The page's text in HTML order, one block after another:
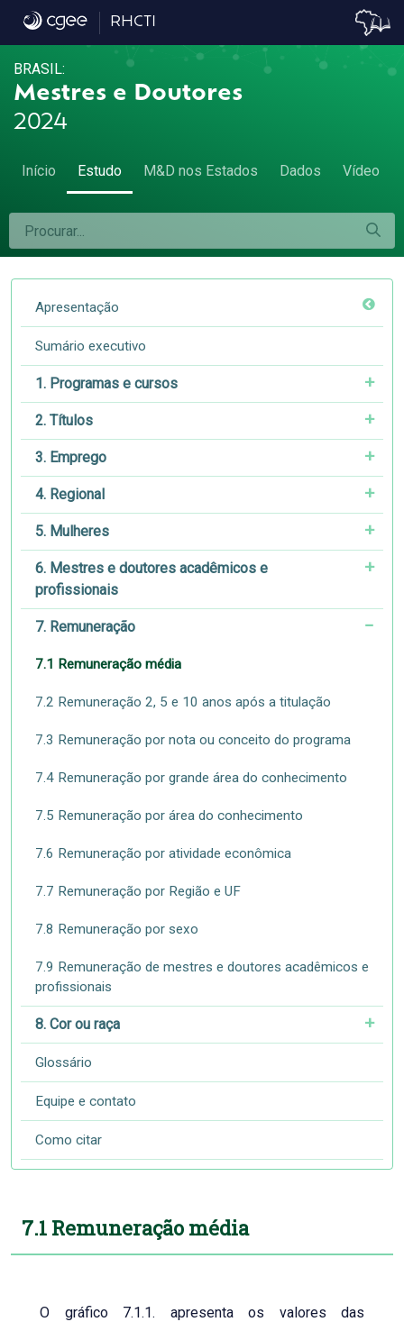
7.1 Remuneração média - 7.1
RHCTI
BRASIL:
Mestres e Doutores
2024
Início Estudo M&D nos Estados Dados Vídeo
Apresentação
Sumário executivo
1. Programas e cursos
2. Títulos
3. Emprego
4. Regional
5. Mulheres
6. Mestres e doutores acadêmicos e
profissionais
7. Remuneração
7.1 Remuneração média
7.2 Remuneração 2, 5 e 10 anos após a titulação
7.3 Remuneração por nota ou conceito do programa
7.4 Remuneração por grande área do conhecimento
7.5 Remuneração por área do conhecimento
7.6 Remuneração por atividade econômica
7.7 Remuneração por Região e UF
7.8 Remuneração por sexo
7.9 Remuneração de mestres e doutores acadêmicos e
profissionais
8. Cor ou raça
Glossário
Equipe e contato
Como citar
7.1 Remuneração média
O gráfico 7.1.1. apresenta os valores das